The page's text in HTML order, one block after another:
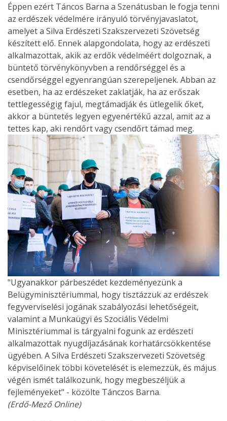
Éppen ezért Táncos Barna a Szenátusban le fogja tenni
az erdészek védelmére irányuló törvényjavaslatot,
amelyet a Silva Erdészeti Szakszervezeti Szövetség
készített elő. Ennek alapgondolata, hogy az erdészeti
alkalmazottak, akik az erdők védelméért dolgoznak, a
büntető törvénykönyvben a rendőrséggel és a
csendőrséggel egyenrangúan szerepeljenek. Abban az
esetben, ha az erdészeket zaklatják, ha az erőszak
tettlegességig fajul, megtámadják és ütlegelik őket,
akkor a büntetés legyen egyenértékű azzal, amit az a
tettes kap, aki rendőrt vagy csendőrt támad meg.
"Ugyanakkor párbeszédet kezdeményezünk a
Belügyminisztériummal, hogy tisztázzuk az erdészek
fegyverviselési jogának szabályozási lehetőségeit,
valamint a Munkaügyi és Szociális Védelmi
Minisztériummal is tárgyalni fogunk az erdészeti
alkalmazottak nyugdíjazásának korhatárcsökkentése
ügyében. A Silva Erdészeti Szakszervezeti Szövetség
képviselőinek többi követelését is elemezzük, és május
végén ismét találkozunk, hogy megbeszéljük a
fejleményeket" - közölte Tánczos Barna.
(Erdő-Mező Online)